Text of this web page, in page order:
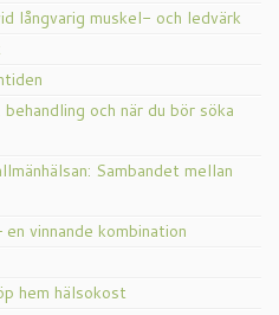
långvarig muskel- och ledvärk
och när du bör söka
Sambandet mellan
vinnande kombination
hem hälsokost